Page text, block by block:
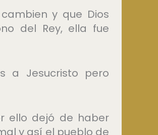
y que Dios
del Rey, ella fue
a Jesucristo pero
ello dejó de haber
y así el pueblo de